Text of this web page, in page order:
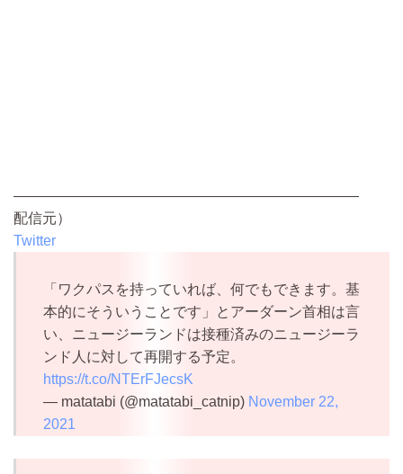
————————————————————————
配信元）
Twitter
「ワクパスを持っていれば、何でもできます。基
本的にそういうことです」とアーダーン首相は言
い、ニュージーランドは接種済みのニュージーラ
ンド人に対して再開する予定。
https://t.co/NTErFJecsK
— matatabi (@matatabi_catnip) November 22,
2021